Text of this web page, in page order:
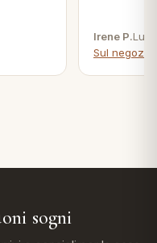
Irene P.Lug
Sul negozio
sogni